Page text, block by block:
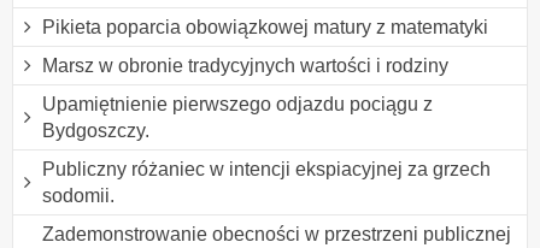
Pikieta poparcia obowiązkowej matury z matematyki
Marsz w obronie tradycyjnych wartości i rodziny
Upamiętnienie pierwszego odjazdu pociągu z
Bydgoszczy.
Publiczny różaniec w intencji ekspiacyjnej za grzech
sodomii.
Zademonstrowanie obecności w przestrzeni publicznej